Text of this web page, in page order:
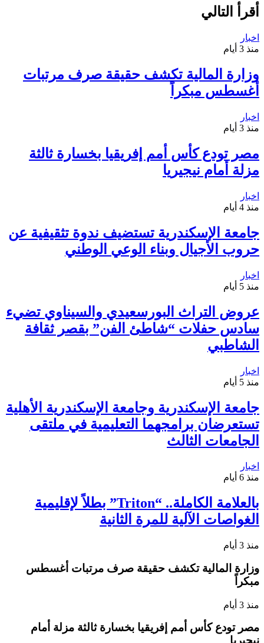
أقرأ التالي
اخبار
منذ 3 أيام
وزارة المالية تكشف حقيقة صرف مرتبات
أغسطس مبكراً
اخبار
منذ 3 أيام
مصر تودع كأس أمم إفريقيا بخسارة ثالثة
مزلة أمام نيجيريا
اخبار
منذ 4 أيام
جامعة الإسكندرية تستضيف ندوة تثقيفية عن
حروب الأجيال وبناء الوعي الوطني
اخبار
منذ 5 أيام
عروض التراث البورسعيدي والسيناوي تضيء
سادس حفلات “شاطئ الفن” بقصر ثقافة
الشاطبي
اخبار
منذ 5 أيام
جامعة الإسكندرية وجامعة الإسكندرية الأهلية
تستعرضان برامجهما التعليمية في ملتقى
الجامعات الثالث
اخبار
منذ 6 أيام
بالعلامة الكاملة.. “Triton” بطلاً لإقليمية
الغواصات الآلية للمرة الثانية
منذ 3 أيام
وزارة المالية تكشف حقيقة صرف مرتبات أغسطس
مبكراً
منذ 3 أيام
مصر تودع كأس أمم إفريقيا بخسارة ثالثة مزلة أمام